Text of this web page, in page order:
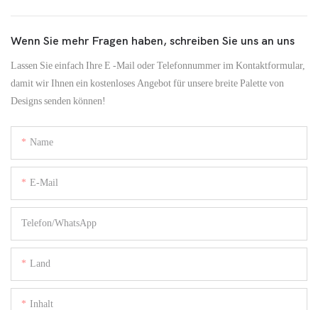
Wenn Sie mehr Fragen haben, schreiben Sie uns an uns
Lassen Sie einfach Ihre E -Mail oder Telefonnummer im Kontaktformular,
damit wir Ihnen ein kostenloses Angebot für unsere breite Palette von
Designs senden können!
Name
E-Mail
Telefon/WhatsApp
Land
Inhalt